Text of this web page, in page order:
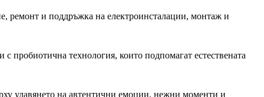
ремонт и поддръжка на електроинсталации, монтаж и
пробиотична технология, които подпомагат естествената
улавянето на автентични емоции, нежни моменти и